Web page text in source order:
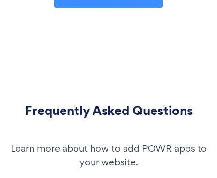
Frequently Asked Questions
Learn more about how to add POWR apps to
your website.